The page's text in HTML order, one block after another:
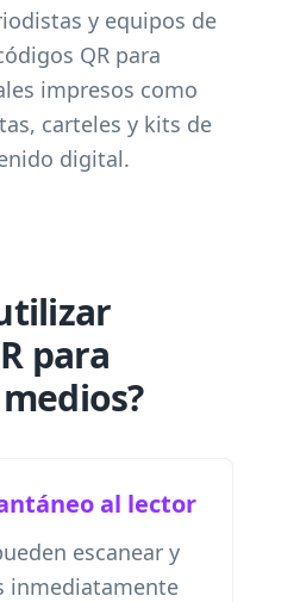
y equipos de
QR para
impresos como
carteles y kits de
digital.
para
al lector
escanear y
inmediatamente